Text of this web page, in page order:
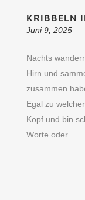
KRIBBELN
Juni 9, 2025
Nachts
Hirn und
zusammen
Egal zu
Kopf und bin
Worte oder...